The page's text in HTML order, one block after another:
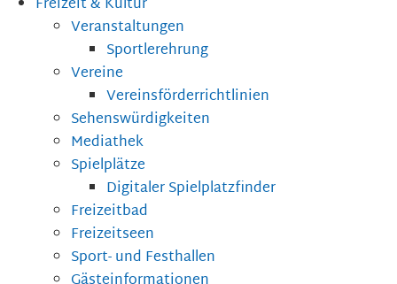
Veranstaltungen
Sportlerehrung
Vereine
Vereinsförderrichtlinien
Sehenswürdigkeiten
Mediathek
Spielplätze
Digitaler Spielplatzfinder
Freizeitbad
Freizeitseen
Sport- und Festhallen